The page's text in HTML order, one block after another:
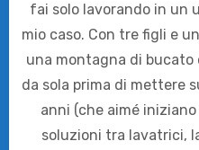
fai solo lavorando in un
mio caso. Con tre figli e
una montagna di
da sola prima di mettere
anni (che aimé
soluzioni tra lavatrici,